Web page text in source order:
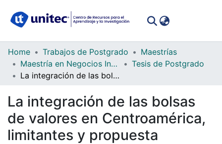
Communities
Collections
All of DSpace
Statistics
Home Trabajos de Postgrado
Maestrías
Maestría en Negocios Internacionales para Latinoamérica (Global MBA)
Tesis de Postgrado
La integración de las bolsas de valores en Centroamérica, limitantes y propuesta
La integración de las bolsas
de valores en Centroamérica,
limitantes y propuesta